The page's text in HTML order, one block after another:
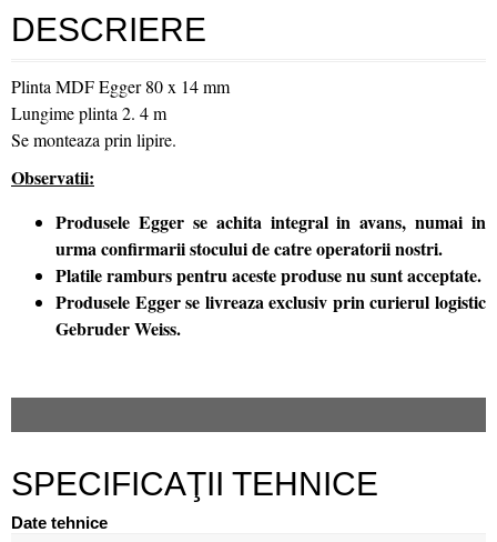
DESCRIERE
Plinta MDF Egger 80 x 14 mm
Lungime plinta 2. 4 m
Se monteaza prin lipire.
Observatii:
Produsele Egger se achita integral in avans, numai in
urma confirmarii stocului de catre operatorii nostri.
Platile ramburs pentru aceste produse nu sunt acceptate.
Produsele Egger se livreaza exclusiv prin curierul logistic
Gebruder Weiss.
SPECIFICAŢII TEHNICE
Date tehnice